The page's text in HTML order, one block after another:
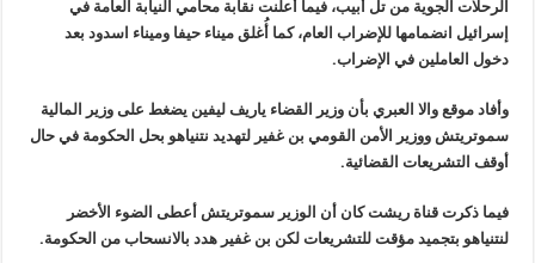
الرحلات الجوية من تل أبيب، فيما أعلنت نقابة محامي النيابة العامة في
إسرائيل انضمامها للإضراب العام، كما أُغلق ميناء حيفا وميناء اسدود بعد
دخول العاملين في الإضراب.
وأفاد موقع والا العبري بأن وزير القضاء ياريف ليفين يضغط على وزير المالية
سموتريتش ووزير الأمن القومي بن غفير لتهديد نتنياهو بحل الحكومة في حال
أوقف التشريعات القضائية.
فيما ذكرت قناة ريشت كان أن الوزير سموتريتش أعطى الضوء الأخضر
لنتنياهو بتجميد مؤقت للتشريعات لكن بن غفير هدد بالانسحاب من الحكومة.